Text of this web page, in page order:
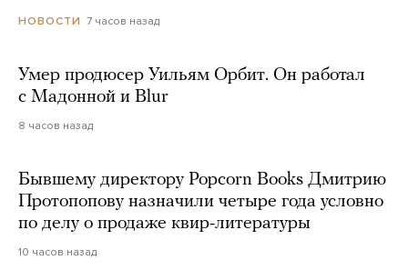
НОВОСТИ 7 часов назад
Умер продюсер Уильям Орбит. Он работал
с Мадонной и Blur
8 часов назад
Бывшему директору Popcorn Books Дмитрию
Протопопову назначили четыре года условно
по делу о продаже квир-литературы
10 часов назад